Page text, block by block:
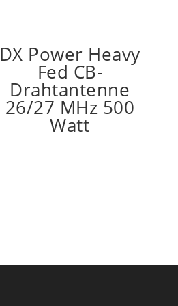
DX Power Heavy
Fed CB-
Drahtantenne
26/27 MHz 500
Watt